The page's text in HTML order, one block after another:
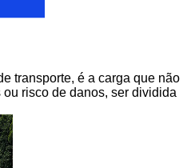
transporte, é a carga que não
risco de danos, ser dividida